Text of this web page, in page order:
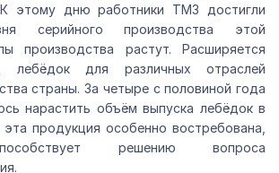
К этому дню работники ТМЗ достигли
серийного производства этой
производства растут. Расширяется
лебёдок для различных отраслей
страны. За четыре с половиной года
нарастить объём выпуска лебёдок в
продукция особенно востребована,
решению вопроса